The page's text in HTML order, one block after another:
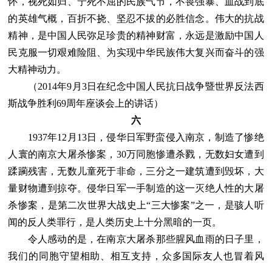
的英雄气概，百折不挠、坚忍不拔的必胜信念。伟大的抗战
精神，是中国人民弥足珍贵的精神财富，永远是激励中国人
民克服一切艰难险阻、为实现中华民族伟大复兴而奋斗的强
大精神动力。
（2014年9月3日在纪念中国人民抗日战争暨世界反法西
斯战争胜利69周年座谈会上的讲话）
六
1937年12月13日，侵华日军野蛮侵入南京，制造了惨绝
人寰的南京大屠杀惨案，30万同胞惨遭杀戮，无数妇女遭到
蹂躏残害，无数儿童死于非命，三分之一建筑遭到毁坏，大
量财物遭到掠夺。侵华日军一手制造的这一灭绝人性的大屠
杀惨案，是第二次世界大战史上“三大惨案”之一，是骇人听
闻的反人类罪行，是人类历史上十分黑暗的一页。
令人感动的是，在南京大屠杀那些腥风血雨的日子里，
我们的同胞守望相助、相互支持，众多国际友人也冒着风